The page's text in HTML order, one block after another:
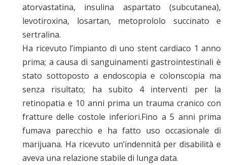
atorvastatina, insulina aspartato (subcutanea),
levotiroxina, losartan, metoprololo succinato e
sertralina.
Ha ricevuto l’impianto di uno stent cardiaco 1 anno
prima; a causa di sanguinamenti gastrointestinali è
stato sottoposto a endoscopia e colonscopia ma
senza risultato; ha subito 4 interventi per la
retinopatia e 10 anni prima un trauma cranico con
fratture delle costole inferiori.Fino a 5 anni prima
fumava parecchio e ha fatto uso occasionale di
marijuana. Ha ricevuto un’indennità per disabilità e
aveva una relazione stabile di lunga data.